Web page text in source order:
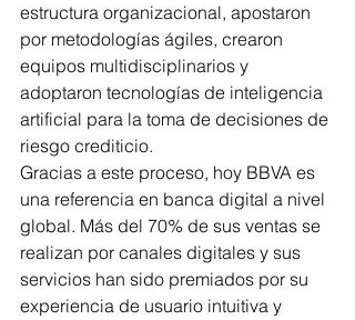
estructura organizacional, apostaron
por metodologías ágiles, crearon
equipos multidisciplinarios y
adoptaron tecnologías de inteligencia
artificial para la toma de decisiones de
riesgo crediticio.
Gracias a este proceso, hoy BBVA es
una referencia en banca digital a nivel
global. Más del 70% de sus ventas se
realizan por canales digitales y sus
servicios han sido premiados por su
experiencia de usuario intuitiva y